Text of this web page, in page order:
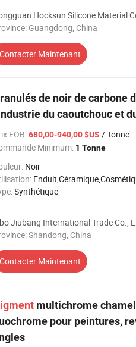
Hocksun Silicone Material
Guangdong, China
Contacter Maintenant
de noir de carbone
du caoutchouc et
FOB:680,00-940,00 $US / Tonne
Minimum: 1 Tonne
Noir
Synthétique
Jiubang International Trade Co.,
Shandong, China
Contacter Maintenant
multichrome
pour peintures,